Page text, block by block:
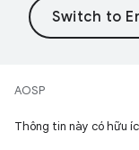
AOSP
Thông tin này có hữu